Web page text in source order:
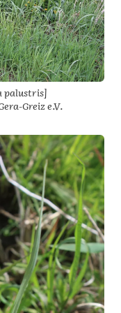
palustris]
Greiz e.V.